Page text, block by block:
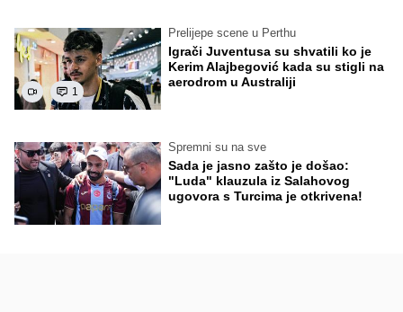
1
Prelijepe scene u Perthu
Igrači Juventusa su shvatili ko je
Kerim Alajbegović kada su stigli na
aerodrom u Australiji
Spremni su na sve
Sada je jasno zašto je došao:
"Luda" klauzula iz Salahovog
ugovora s Turcima je otkrivena!